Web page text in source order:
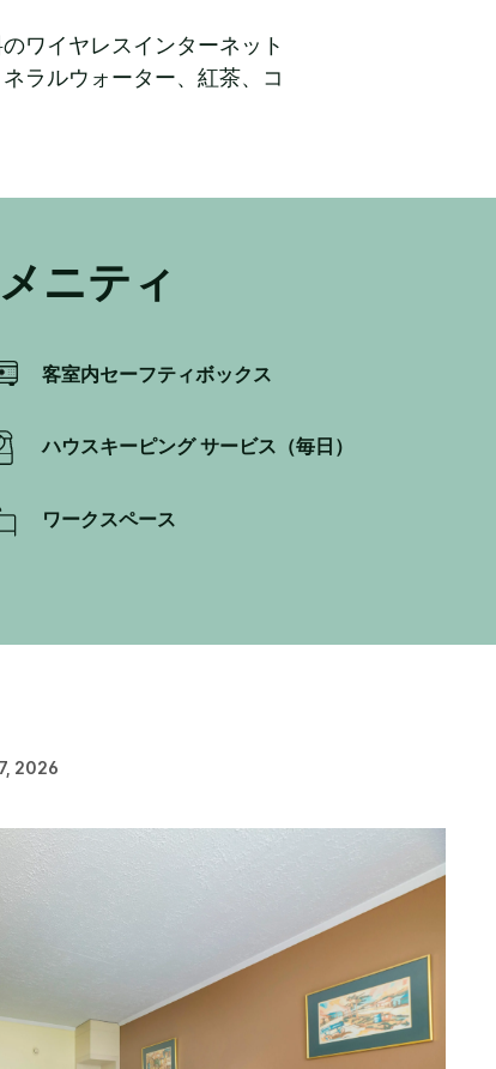
ワイヤレスインターネット
ラルウォーター、紅茶、コ
ニティ
客室内セーフティボックス
ハウスキーピング サービス（毎日）
ワークスペース
2026